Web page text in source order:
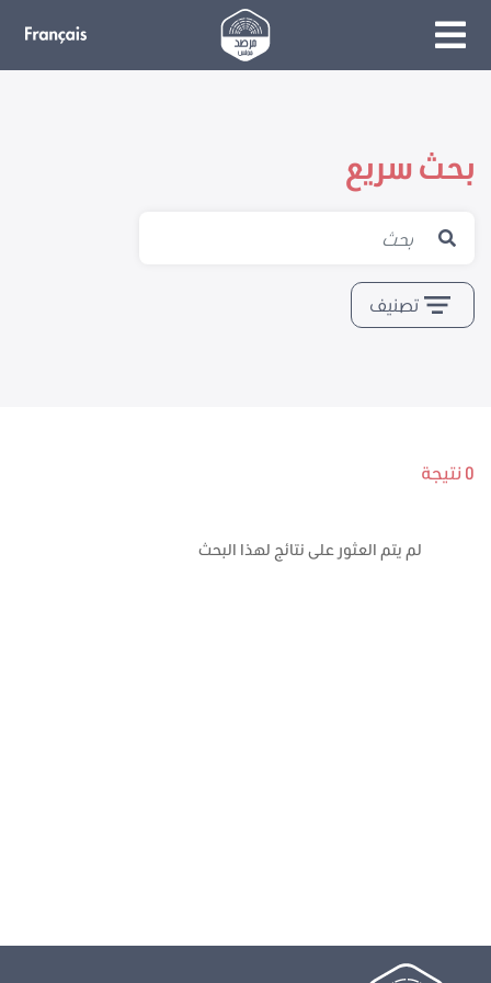
بحث سريع
تصنيف
0 نتيجة
لم يتم العثور على نتائج لهذا البحث